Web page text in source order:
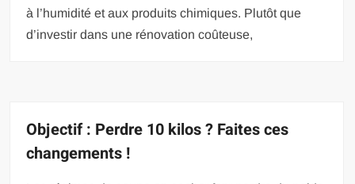
à l’humidité et aux produits chimiques. Plutôt que
d’investir dans une rénovation coûteuse,
Objectif : Perdre 10 kilos ? Faites ces
changements !